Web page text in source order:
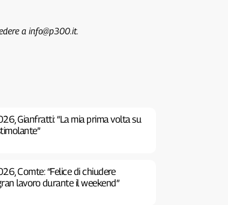
a info@p300.it.
Gianfratti: “La mia prima volta su
Comte: “Felice di chiudere
lavoro durante il weekend”